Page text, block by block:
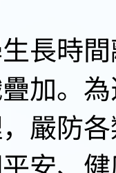
長時
加。
嚴防
安、